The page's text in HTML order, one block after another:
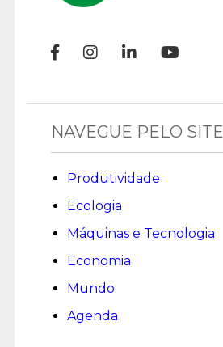
NAVEGUE PELO SITE
Produtividade
Ecologia
Máquinas e Tecnologia
Economia
Mundo
Agenda